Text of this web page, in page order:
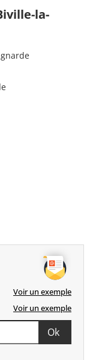
la-
Voir un exemple
Voir un exemple